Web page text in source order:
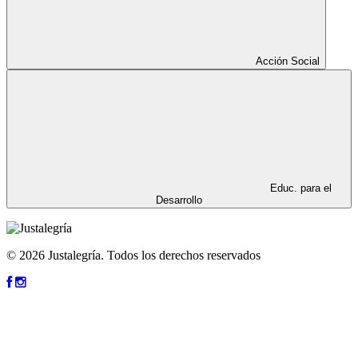
Acción Social
Desarrollo
© 2026 Justalegría. Todos los derechos reservados